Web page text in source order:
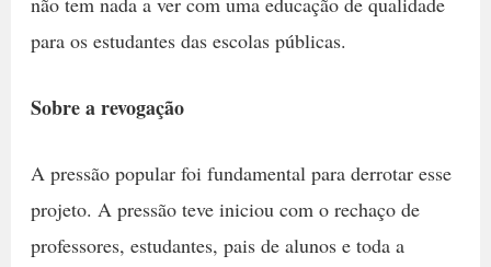
para os estudantes das escolas públicas.
Sobre a revogação
A pressão popular foi fundamental para derrotar esse
projeto. A pressão teve iniciou com o rechaço de
professores, estudantes, pais de alunos e toda a